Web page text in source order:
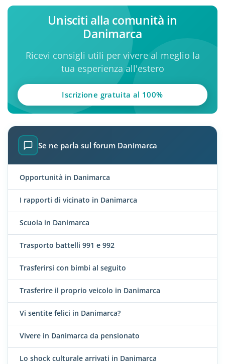
Unisciti alla comunità in
Danimarca
Ricevi consigli utili per vivere al meglio la
tua esperienza all'estero
Iscrizione gratuita al 100%
Se ne parla sul forum Danimarca
Opportunità in Danimarca
I rapporti di vicinato in Danimarca
Scuola in Danimarca
Trasporto battelli 991 e 992
Trasferirsi con bimbi al seguito
Trasferire il proprio veicolo in Danimarca
Vi sentite felici in Danimarca?
Vivere in Danimarca da pensionato
Lo shock culturale arrivati in Danimarca